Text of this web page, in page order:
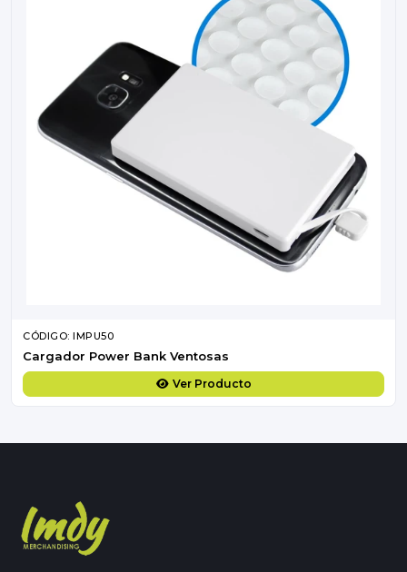
CÓDIGO: IMPU50
Cargador Power Bank Ventosas
Ver Producto